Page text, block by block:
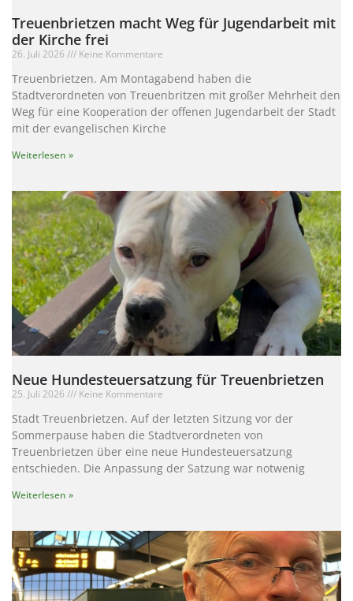
Treuenbrietzen macht Weg für Jugendarbeit mit
der Kirche frei
26. Juli 2026 Keine Kommentare
Treuenbrietzen. Am Montagabend haben die
Stadtverordneten von Treuenbritzen mit großer Mehrheit den
Weg für eine Kooperation der offenen Jugendarbeit der Stadt
mit der evangelischen Kirche
Weiterlesen »
Neue Hundesteuersatzung für Treuenbrietzen
25. Juli 2026 Keine Kommentare
Stadt Treuenbrietzen. Auf der letzten Sitzung vor der
Sommerpause haben die Stadtverordneten von
Treuenbrietzen über eine neue Hundesteuersatzung
entschieden. Die Anpassung der Satzung war notwenig
Weiterlesen »